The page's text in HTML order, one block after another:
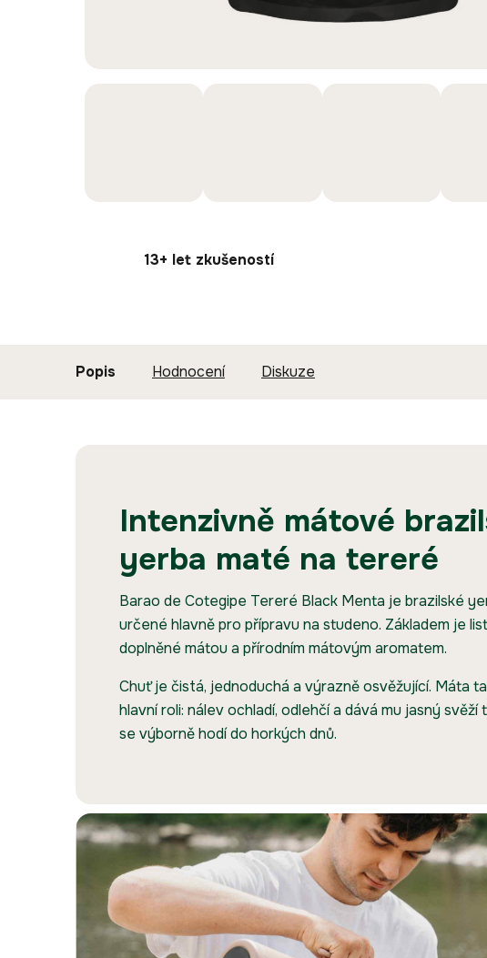
13+ let zkušeností
Popis Hodnocení Diskuze
Intenzivně mátové
yerba maté na tereré
Barao de Cotegipe Tereré Black Menta je brazilské
určené hlavně pro přípravu na studeno. Základem je
doplněné mátou a přírodním mátovým aromatem.
Chuť je čistá, jednoduchá a výrazně osvěžující. Máta
hlavní roli: nálev ochladí, odlehčí a dává mu jasný svěží
se výborně hodí do horkých dnů.